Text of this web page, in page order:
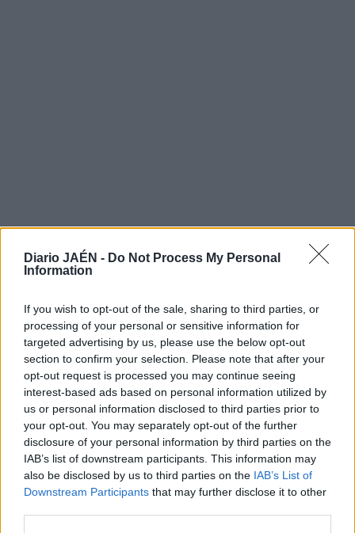
Diario JAÉN - Do Not Process My Personal
Information
If you wish to opt-out of the sale, sharing to third parties, or
processing of your personal or sensitive information for
targeted advertising by us, please use the below opt-out
section to confirm your selection. Please note that after your
opt-out request is processed you may continue seeing
interest-based ads based on personal information utilized by
us or personal information disclosed to third parties prior to
your opt-out. You may separately opt-out of the further
disclosure of your personal information by third parties on the
IAB’s list of downstream participants. This information may
also be disclosed by us to third parties on the IAB’s List of
Downstream Participants that may further disclose it to other
LO MÁS LEÍDO
Jaén
Jaén, entre las provincias
andaluzas afectadas por la
ampliación de la alerta
alimentaria por Listeria